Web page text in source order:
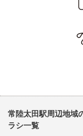
常陸太田駅周辺地域
ラシ一覧